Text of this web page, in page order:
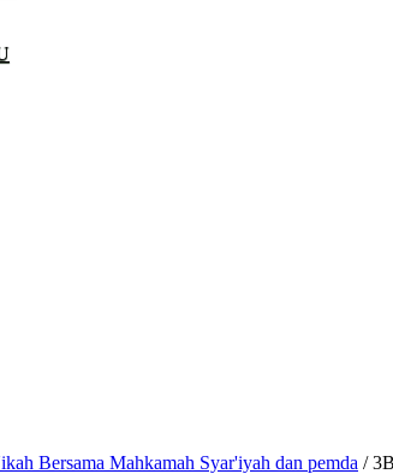
Bersama Mahkamah Syar'iyah dan pemda /